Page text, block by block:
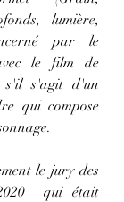
lumière,
par le
le film de
s'il s'agit d'un
qui compose
le jury des
qui était